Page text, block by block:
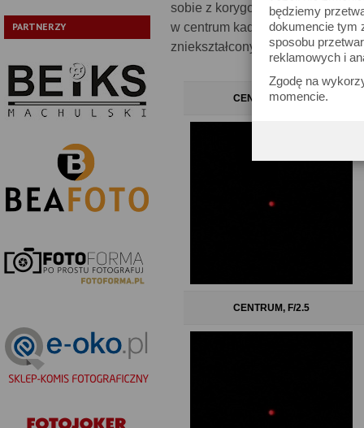
będziemy
dokumencie tym
sposobu
reklamowych i
Zgodę na
momencie.
PARTNERZY
sobie z korygowaniem komy. W
w centrum kadru, natomiast w
zniekształcony.
CENTRUM, F/1.8
CENTRUM, F/2.5